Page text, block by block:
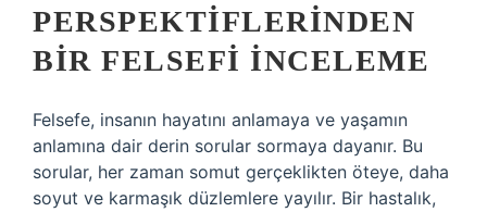
PERSPEKTIFLERINDEN
BIR FELSEFI İNCELEME
Felsefe, insanın hayatını anlamaya ve yaşamın
anlamına dair derin sorular sormaya dayanır. Bu
sorular, her zaman somut gerçeklikten öteye, daha
soyut ve karmaşık düzlemlere yayılır. Bir hastalık,